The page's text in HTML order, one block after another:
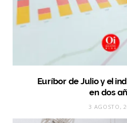
Euríbor de Julio y el
en dos
3 AGOSTO,